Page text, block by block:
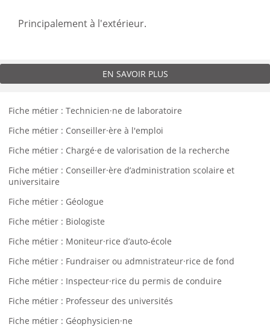
Principalement à l'extérieur.
EN SAVOIR PLUS
Fiche métier : Technicien·ne de laboratoire
Fiche métier : Conseiller·ère à l'emploi
Fiche métier : Chargé·e de valorisation de la recherche
Fiche métier : Conseiller·ère d’administration scolaire et
universitaire
Fiche métier : Géologue
Fiche métier : Biologiste
Fiche métier : Moniteur·rice d’auto-école
Fiche métier : Fundraiser ou admnistrateur·rice de fond
Fiche métier : Inspecteur·rice du permis de conduire
Fiche métier : Professeur des universités
Fiche métier : Géophysicien·ne